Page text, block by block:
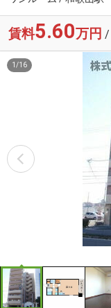
賃料5.60万円 /
1 /16